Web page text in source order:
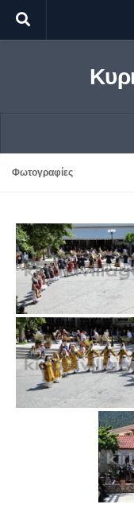
Skip to content
Φωτογραφίες